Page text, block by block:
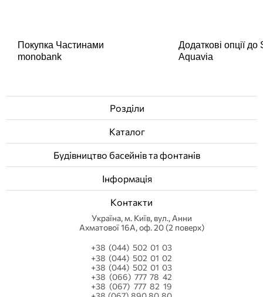
Покупка Частинами
monobank
Додаткові опції
Aquavia
Розділи
Каталог
Будівництво басейнів та фонтанів
Інформація
Контакти
Українa, м. Київ, вул., Анни
Ахматової 16А, оф. 20 (2 поверх)
+38 (044) 502 01 03
+38 (044) 502 01 02
+38 (044) 502 01 03
+38 (066) 777 78 42
+38 (067) 777 82 19